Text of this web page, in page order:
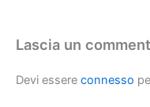
Lascia un
Devi essere connesso